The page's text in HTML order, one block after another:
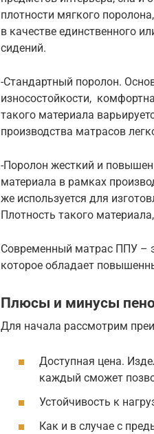
плотности мягкого
в качестве единственного
сидений.
-Стандартный поролон.
износостойкости,
такого материала
производства матрасов
-Поролон жесткий и
материала в рамках
же используется для
Плотность такого
Современный матрас ППУ –
которое обладает
Плюсы и минусы
Для начала рассмотрим
Доступная цена.
каждый сможет
Устойчивость к
Как и в случае с